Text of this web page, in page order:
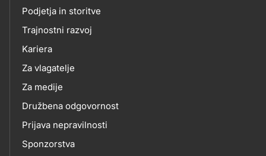
title???
O
NAS
Podjetja in storitve
Trajnostni razvoj
Kariera
Za vlagatelje
Za medije
Družbena odgovornost
Prijava nepravilnosti
Sponzorstva